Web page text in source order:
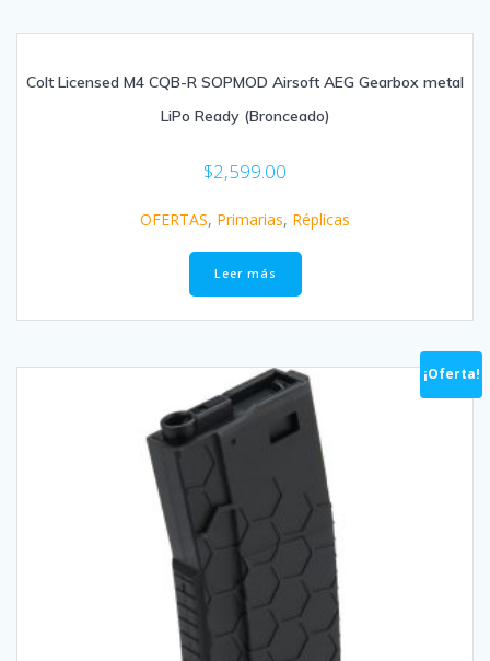
Colt Licensed M4 CQB-R SOPMOD Airsoft AEG Gearbox metal
LiPo Ready (Bronceado)
$2,599.00
OFERTAS, Primarias, Réplicas
Leer más
¡Oferta!